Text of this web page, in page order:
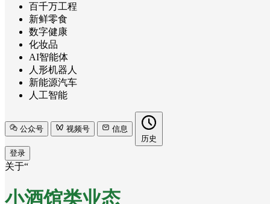
百千万工程
新鲜零食
数字健康
化妆品
AI智能体
人形机器人
新能源汽车
人工智能
公众号 视频号
信息
历史
登录
关于“
小酒馆类业态